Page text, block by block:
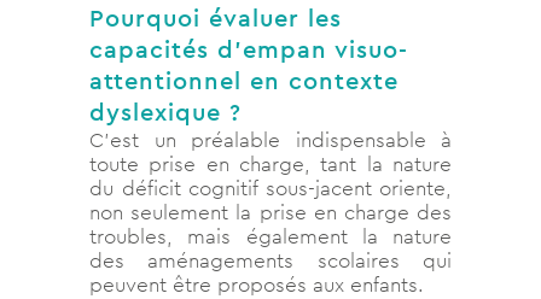
Pourquoi évaluer les
capacités d’empan visuo-
attentionnel en contexte
dyslexique ?
C’est un préalable indispensable à
toute prise en charge, tant la nature
du déficit cognitif sous-jacent oriente,
non seulement la prise en charge des
troubles, mais également la nature
des aménagements scolaires qui
peuvent être proposés aux enfants.